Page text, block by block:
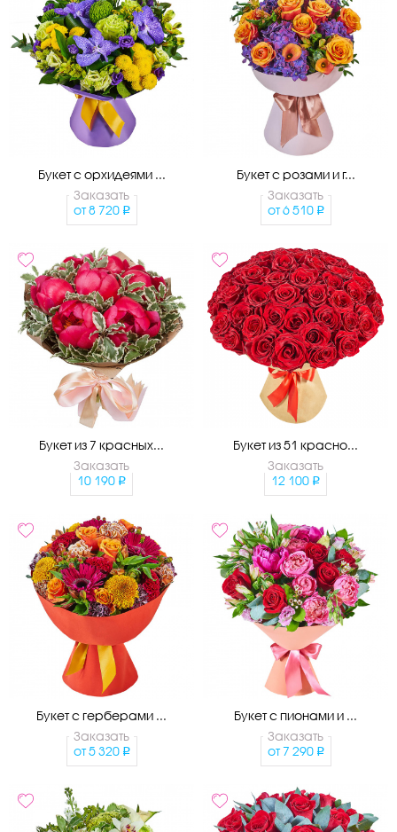
Букет с орхидеями ...
Заказать
от 8 720
Букет с розами и г...
Заказать
от 6 510
Букет из 7 красных...
Заказать
10 190
Букет из 51 красно...
Заказать
12 100
Букет с герберами ...
Заказать
от 5 320
Букет с пионами и ...
Заказать
от 7 290